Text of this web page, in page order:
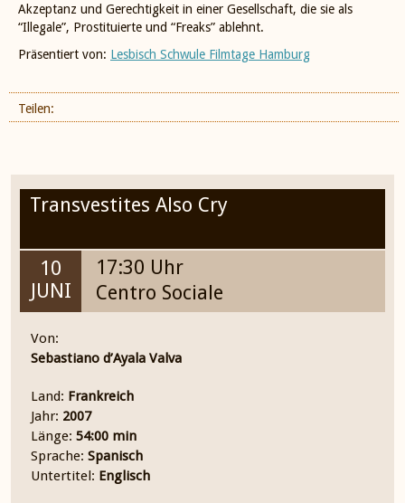
Akzeptanz und Gerechtigkeit in einer Gesellschaft, die sie als
“Illegale”, Prostituierte und “Freaks” ablehnt.
Präsentiert von: Lesbisch Schwule Filmtage Hamburg
Teilen:
Transvestites Also Cry
10
JUNI
17:30 Uhr
Centro Sociale
Von:
Sebastiano d’Ayala Valva
Land: Frankreich
Jahr: 2007
Länge:54:00 min
Sprache:Spanisch
Untertitel: Englisch